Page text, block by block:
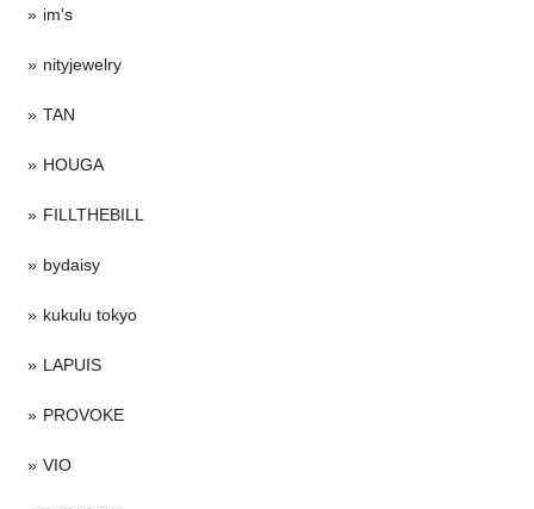
im's
nityjewelry
TAN
HOUGA
FILLTHEBILL
bydaisy
kukulu tokyo
LAPUIS
PROVOKE
VIO